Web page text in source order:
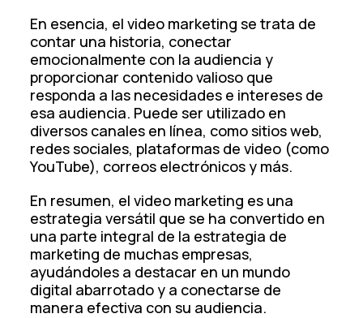
En esencia, el video marketing se trata de
contar una historia, conectar
emocionalmente con la audiencia y
proporcionar contenido valioso que
responda a las necesidades e intereses de
esa audiencia. Puede ser utilizado en
diversos canales en línea, como sitios web,
redes sociales, plataformas de video (como
YouTube), correos electrónicos y más.
En resumen, el video marketing es una
estrategia versátil que se ha convertido en
una parte integral de la estrategia de
marketing de muchas empresas,
ayudándoles a destacar en un mundo
digital abarrotado y a conectarse de
manera efectiva con su audiencia.